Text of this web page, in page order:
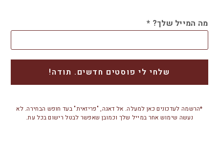
מה המייל שלך? *
*הרשמה לעדכונים כאן למעלה. אל דאגה, "פריזאית" בעד חופש הבחירה. לא
נעשה שימוש אחר במייל שלך וכמובן שאפשר לבטל רישום בכל עת.